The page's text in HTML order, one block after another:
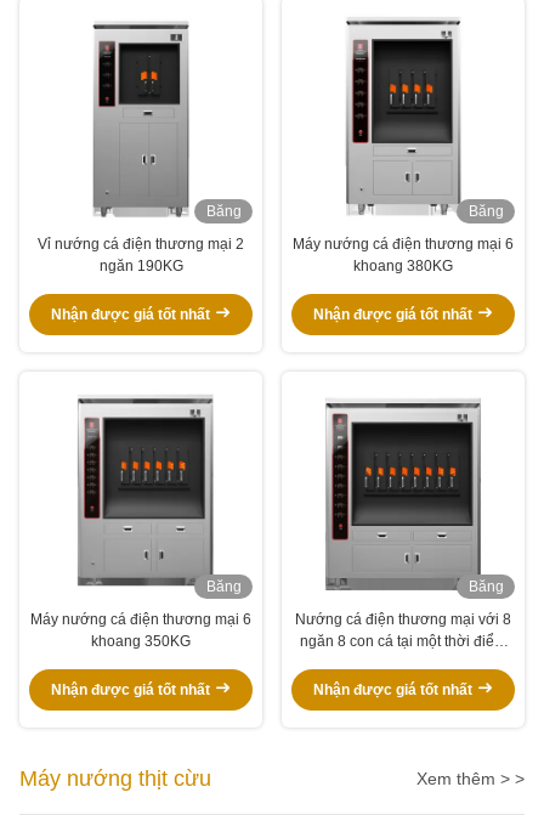
Băng
hình
Vỉ nướng cá điện thương mại 2
ngăn 190KG
Nhận được giá tốt nhất
Băng
hình
Máy nướng cá điện thương mại 6
khoang 380KG
Nhận được giá tốt nhất
Băng
hình
Máy nướng cá điện thương mại 6
khoang 350KG
Nhận được giá tốt nhất
Băng
hình
Nướng cá điện thương mại với 8
ngăn 8 con cá tại một thời điểm
Nhận được giá tốt nhất
Máy nướng thịt cừu Xem thêm > >